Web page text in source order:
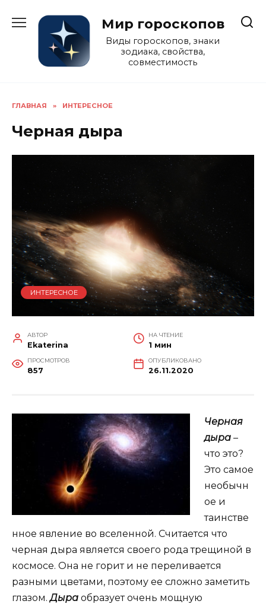
содержанию
Мир гороскопов
Виды гороскопов, знаки
зодиака, свойства,
совместимость
ГЛАВНАЯ » ИНТЕРЕСНОЕ
Черная дыра
ИНТЕРЕСНОЕ
АВТОР
Ekaterina
НА ЧТЕНИЕ
1 мин
ПРОСМОТРОВ
857
ОПУБЛИКОВАНО
26.11.2020
Черная
дыра –
что это?
Это самое
необычн
ое и
таинстве
нное явление во вселенной. Считается что
черная дыра является своего рода трещиной в
космосе. Она не горит и не переливается
разными цветами, поэтому ее сложно заметить
глазом.Дыра образует очень мощную